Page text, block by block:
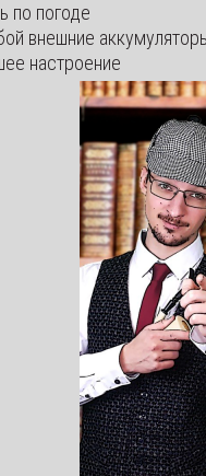
по погоде
внешние
настроение